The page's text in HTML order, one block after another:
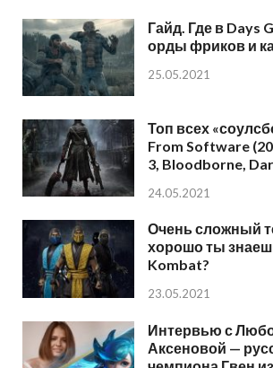
Гайд. Где в Days
орды фриков и
25.05.2021
Топ всех
From Software
3, Bloodborne,
24.05.2021
Очень сложный
хорошо ты
Kombat?
23.05.2021
Интервью с
Аксеновой —